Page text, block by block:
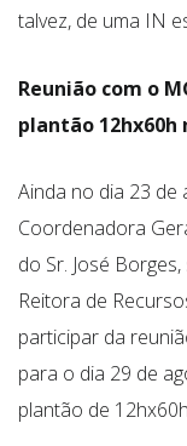
talvez, de uma IN
Reunião com o
plantão 12hx60h
Ainda no dia 23 de
Coordenadora
do Sr. José
Reitora de
participar da
para o dia 29 de
plantão de